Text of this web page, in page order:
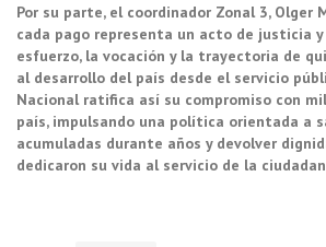
Por su parte, el coordinador Zonal 3, Olger
cada pago representa un acto de justicia
esfuerzo, la vocación y la trayectoria de
al desarrollo del país desde el servicio
Nacional ratifica así su compromiso con
país, impulsando una política orientada a
acumuladas durante años y devolver
dedicaron su vida al servicio de la